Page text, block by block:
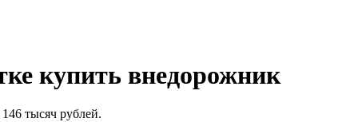
купить внедорожник
тысяч рублей.